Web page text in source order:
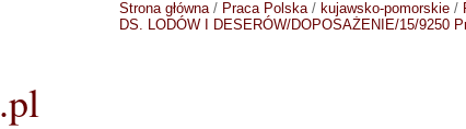
.pl
Strona główna/ Praca Polska/ kujawsko-pomorskie /
DS. LODÓW I DESERÓW/DOPOSAŻENIE/15/9250